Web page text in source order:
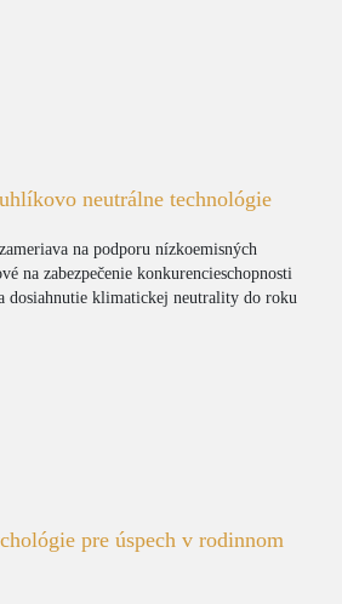
neutrálne technológie
na podporu nízkoemisných
na zabezpečenie konkurencieschopnosti
dosiahnutie klimatickej neutrality do roku
pre úspech v rodinnom